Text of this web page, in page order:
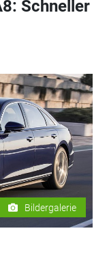
Schneller
Bildergalerie